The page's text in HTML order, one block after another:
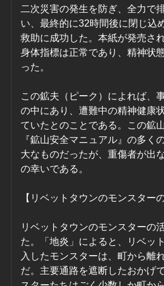
二次災害の発生を防ぎ、全力で
い、最終的に32時間後に閉じ込
救助に成功した。本紙が発売さ
身体指標は正常であり、精神状
った。
この鉱夫（ピーク）によれば、
の中にあり、遭難中の精神健康
ていたとのことである。この鉱
『鉱山安全マニュアル』の多く
大なものだったが、重傷者が出
の幸いである。
【リベットタウンのモンスター
リベットタウンのモンスターの
た。「地炎」によると、リベッ
入したモンスターは、町から離
だ。主要通路を遮断したおかげ